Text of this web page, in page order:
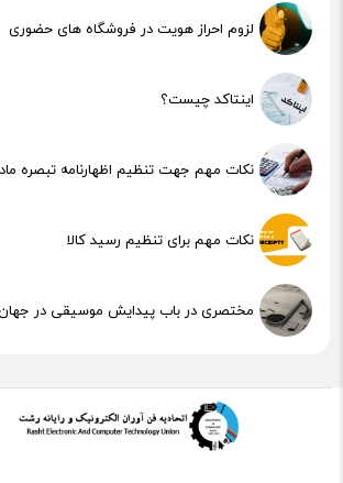
لزوم احراز هویت در فروشگاه های حضوری
اینتاکد چیست؟
نکات مهم جهت تنظیم اظهارنامه تبصره ماده
نکات مهم برای تنظیم رسید کالا
مختصری در باب پیدایش موسیقی در